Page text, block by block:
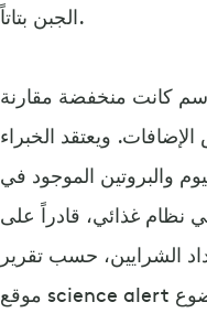
الجبن بتاتاً.
كانت منخفضة مقارنة
ويعتقد الخبراء
والبروتين الموجود في
نظام غذائي، قادراً على
الشرايين، حسب تقرير